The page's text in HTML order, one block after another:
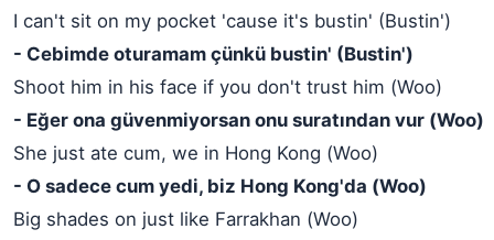
I can't sit on my pocket 'cause it's bustin' (Bustin')
- Cebimde oturamam çünkü bustin' (Bustin')
Shoot him in his face if you don't trust him (Woo)
- Eğer ona güvenmiyorsan onu suratından vur (Woo)
She just ate cum, we in Hong Kong (Woo)
- O sadece cum yedi, biz Hong Kong'da (Woo)
Big shades on just like Farrakhan (Woo)